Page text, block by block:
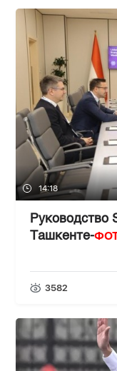
14:18
Руководство
Ташкенте-
3582